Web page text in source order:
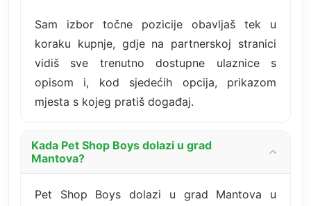
Sam izbor točne pozicije obavljaš tek u
koraku kupnje, gdje na partnerskoj stranici
vidiš sve trenutno dostupne ulaznice s
opisom i, kod sjedećih opcija, prikazom
mjesta s kojeg pratiš događaj.
Kada Pet Shop Boys dolazi u grad
Mantova?
Pet Shop Boys dolazi u grad Mantova u